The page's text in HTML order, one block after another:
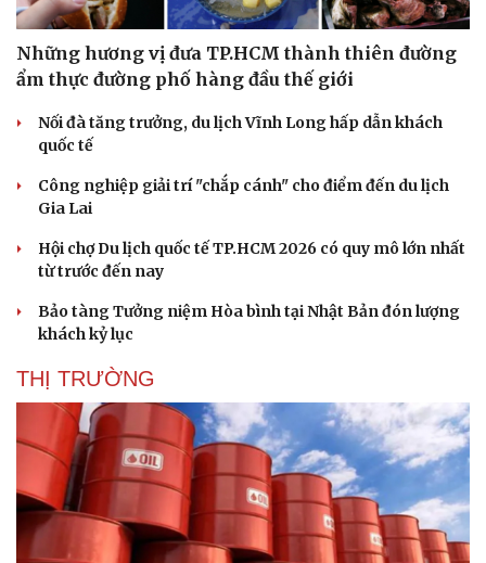
Tư vấn
Săn Tour
check-in
Podcast
Câu chuyện thời sự
Đọc truyện đêm khuya
Cửa sổ tình yêu
Kể chuyện cho bé
Hạt giống tâm hồn
Những hương vị đưa TP.HCM thành thiên đường
ẩm thực đường phố hàng đầu thế giới
Nối đà tăng trưởng, du lịch Vĩnh Long hấp dẫn khách
quốc tế
Công nghiệp giải trí "chắp cánh" cho điểm đến du lịch
Gia Lai
Hội chợ Du lịch quốc tế TP.HCM 2026 có quy mô lớn nhất
từ trước đến nay
Bảo tàng Tưởng niệm Hòa bình tại Nhật Bản đón lượng
khách kỷ lục
THỊ TRƯỜNG